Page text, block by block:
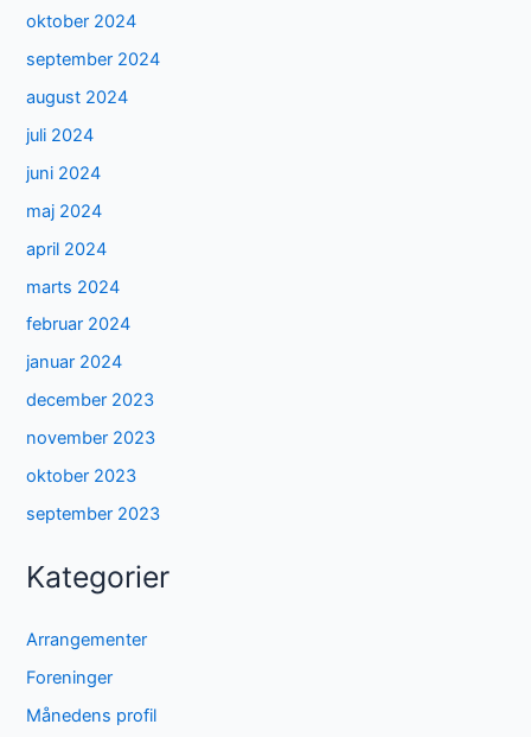
oktober 2024
september 2024
august 2024
juli 2024
juni 2024
maj 2024
april 2024
marts 2024
februar 2024
januar 2024
december 2023
november 2023
oktober 2023
september 2023
Kategorier
Arrangementer
Foreninger
Månedens profil